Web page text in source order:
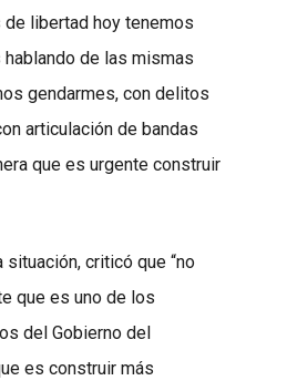
libertad hoy tenemos
de las mismas
gendarmes, con delitos
articulación de bandas
que es urgente construir
criticó que “no
que es uno de los
del Gobierno del
es construir más